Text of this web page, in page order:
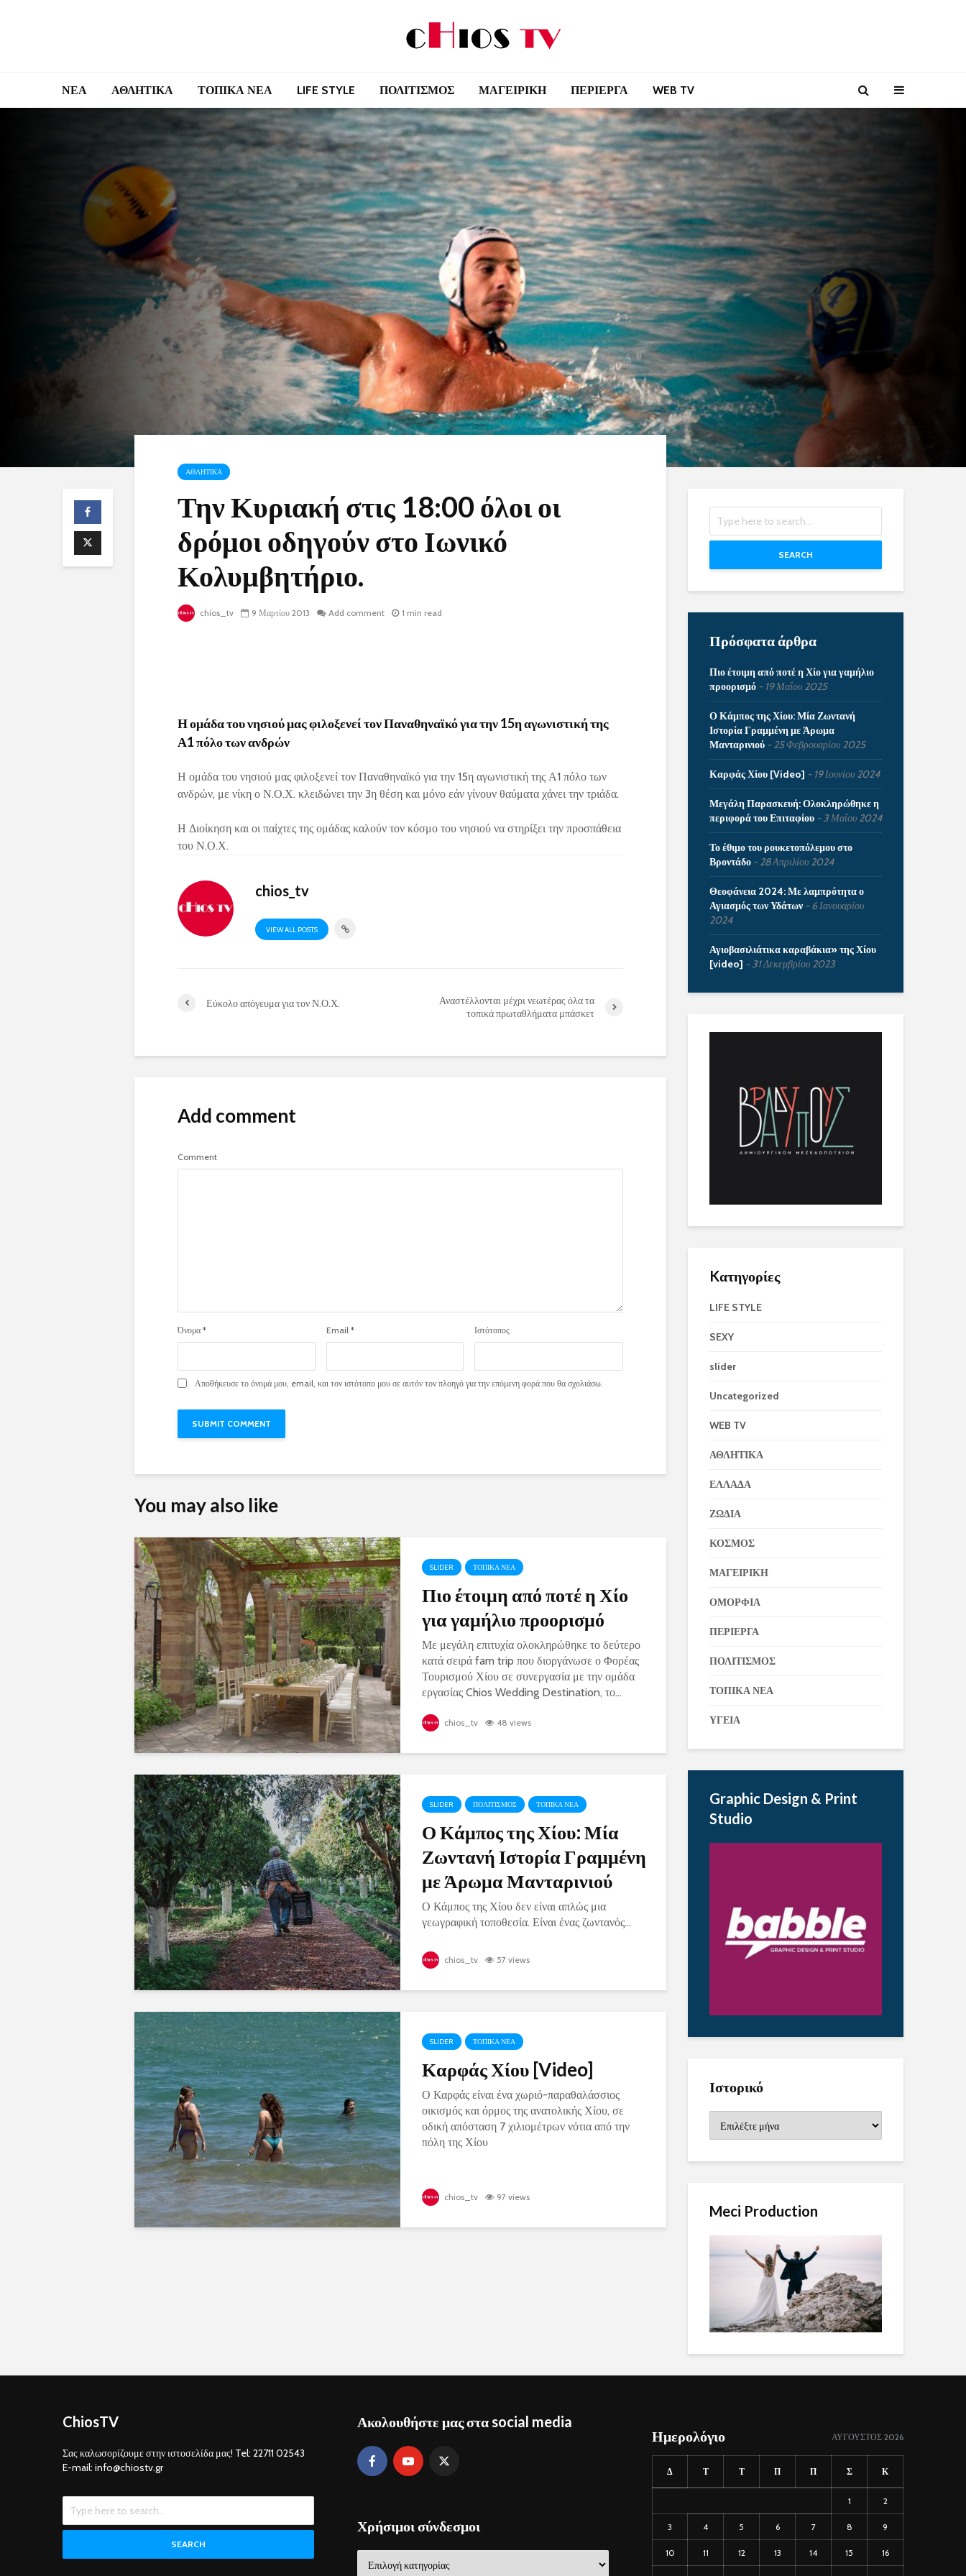
ΝΕΑ ΑΘΛΗΤΙΚΑ ΤΟΠΙΚΑ ΝΕΑ LIFE STYLE ΠΟΛΙΤΙΣΜΟΣ ΜΑΓΕΙΡΙΚΗ ΠΕΡΙΕΡΓΑ WEB TV
ΑΘΛΗΤΙΚΑ
Την Κυριακή στις 18:00 όλοι οι
δρόμοι οδηγούν στο Ιωνικό
Κολυμβητήριο.
chios_tv 9 Μαρτίου 2013 Add comment 1 min read
Η ομάδα του νησιού μας φιλοξενεί τον Παναθηναϊκό για την 15η αγωνιστική της
Α1 πόλο των ανδρών
Η ομάδα του νησιού μας φιλοξενεί τον Παναθηναϊκό για την 15η αγωνιστική της Α1 πόλο των
ανδρών, με νίκη ο Ν.Ο.Χ. κλειδώνει την 3η θέση και μόνο εάν γίνουν θαύματα χάνει την τριάδα.
Η Διοίκηση και οι παίχτες της ομάδας καλούν τον κόσμο του νησιού να στηρίξει την προσπάθεια
του Ν.Ο.Χ.
chios_tv
VIEW ALL POSTS
Εύκολο απόγευμα για τον Ν.Ο.Χ.
Αναστέλλονται μέχρι νεωτέρας όλα τα
τοπικά πρωταθλήματα μπάσκετ
Add comment
Comment
Όνομα * Email * Ιστότοπος
Αποθήκευσε το όνομά μου, email, και τον ιστότοπο μου σε αυτόν τον πλοηγό για την επόμενη φορά που θα σχολιάσω.
You may also like
SLIDER ΤΟΠΙΚΑ ΝΕΑ
Πιο έτοιμη από ποτέ η Χίο
για γαμήλιο προορισμό
Με μεγάλη επιτυχία ολοκληρώθηκε το δεύτερο
κατά σειρά fam trip που διοργάνωσε ο Φορέας
Τουρισμού Χίου σε συνεργασία με την ομάδα
εργασίας Chios Wedding Destination, το...
chios_tv 48 views
SLIDER ΠΟΛΙΤΙΣΜΟΣ ΤΟΠΙΚΑ ΝΕΑ
Ο Κάμπος της Χίου: Μία
Ζωντανή Ιστορία Γραμμένη
με Άρωμα Μανταρινιού
Ο Κάμπος της Χίου δεν είναι απλώς μια
γεωγραφική τοποθεσία. Είναι ένας ζωντανός...
chios_tv 57 views
SLIDER ΤΟΠΙΚΑ ΝΕΑ
Καρφάς Χίου [Video]
Ο Καρφάς είναι ένα χωριό-παραθαλάσσιος
οικισμός και όρμος της ανατολικής Χίου, σε
οδική απόσταση 7 χιλιομέτρων νότια από την
πόλη της Χίου
chios_tv 97 views
SEARCH
Πρόσφατα άρθρα
Πιο έτοιμη από ποτέ η Χίο για γαμήλιο
προορισμό
19 Μαΐου 2025
Ο Κάμπος της Χίου: Μία Ζωντανή
Ιστορία Γραμμένη με Άρωμα
Μανταρινιού
25 Φεβρουαρίου 2025
Καρφάς Χίου [Video] 19 Ιουνίου 2024
Μεγάλη Παρασκευή: Ολοκληρώθηκε η
περιφορά του Επιταφίου
3 Μαΐου 2024
Το έθιμο του ρουκετοπόλεμου στο
Βροντάδο
28 Απριλίου 2024
Θεοφάνεια 2024: Με λαμπρότητα ο
Αγιασμός των Υδάτων
6 Ιανουαρίου
2024
Αγιοβασιλιάτικα καραβάκια» της Χίου
[video]
31 Δεκεμβρίου 2023
Kατηγορίες
LIFE STYLE
SEXY
slider
Uncategorized
WEB TV
ΑΘΛΗΤΙΚΑ
ΕΛΛΑΔΑ
ΖΩΔΙΑ
ΚΟΣΜΟΣ
ΜΑΓΕΙΡΙΚΗ
ΟΜΟΡΦΙΑ
ΠΕΡΙΕΡΓΑ
ΠΟΛΙΤΙΣΜΟΣ
ΤΟΠΙΚΑ ΝΕΑ
ΥΓΕΙΑ
Graphic Design & Print
Studio
Ιστορικό
Meci Production
ChiosTV
Σας καλωσορίζουμε στην ιστοσελίδα μας! Tel: 22711 02543
E-mail: info@chiostv.gr
SEARCH
Ακολουθήστε μας στα social media
Χρήσιμοι σύνδεσμοι
σύνδεσμοι
Ημερολόγιο ΑΎΓΟΥΣΤΟΣ 2026
Δ Τ Τ Π Π Σ Κ
1 2
3 4 5 6 7 8 9
10 11 12 13 14 15 16